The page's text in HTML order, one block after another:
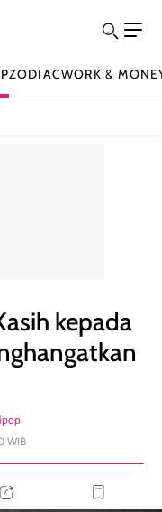
ZODIACWORK &
kepada
WIB